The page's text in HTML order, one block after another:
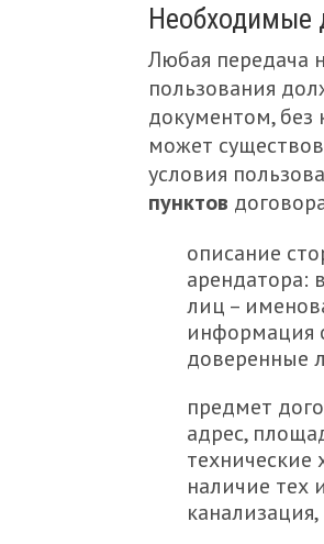
Hеобходимые
Любая передача
пользования
документом, без
может
условия
пунктов
описание
арендатора:
лиц –
информация
доверенные
предмет
адрес,
технические
наличие тех
канализация,